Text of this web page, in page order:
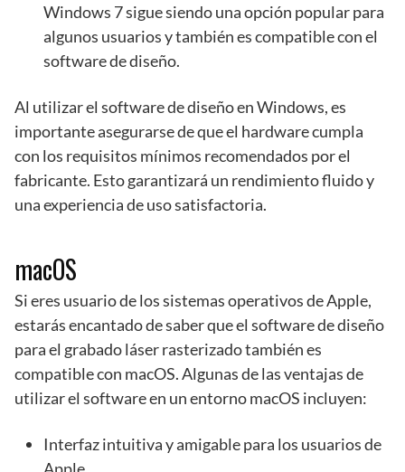
Windows 7 sigue siendo una opción popular para
algunos usuarios y también es compatible con el
software de diseño.
Al utilizar el software de diseño en Windows, es
importante asegurarse de que el hardware cumpla
con los requisitos mínimos recomendados por el
fabricante. Esto garantizará un rendimiento fluido y
una experiencia de uso satisfactoria.
macOS
Si eres usuario de los sistemas operativos de Apple,
estarás encantado de saber que el software de diseño
para el grabado láser rasterizado también es
compatible con macOS. Algunas de las ventajas de
utilizar el software en un entorno macOS incluyen:
Interfaz intuitiva y amigable para los usuarios de
Apple.